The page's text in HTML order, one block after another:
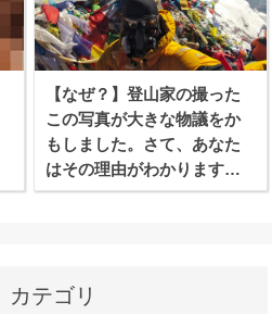
【なぜ？】登山家の撮った
この写真が大きな物議をか
もしました。さて、あなた
はその理由がわかります
か？
カテゴリ